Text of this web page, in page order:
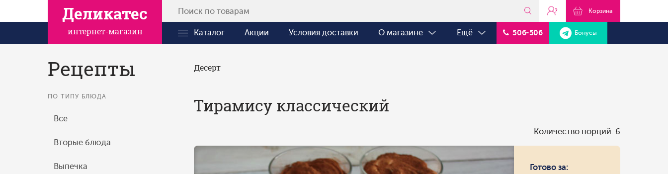
Деликатес
интернет-магазин
? Корзина
Каталог Акции Условия доставки О магазине Ещё 506-506 Бонусы
Рецепты
ПО ТИПУ БЛЮДА
Все
Вторые блюда
Выпечка
Десерт
Тирамису классический
Количество порций: 6
Готово за: